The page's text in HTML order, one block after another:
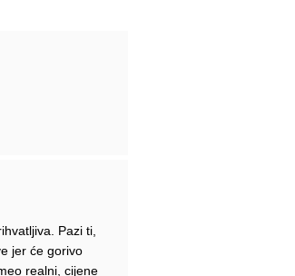
Pazi ti,
jer će gorivo
realni, cijene